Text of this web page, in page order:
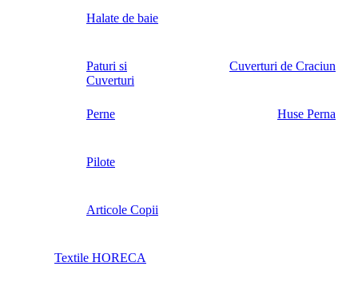
Halate de baie
Paturi si
Cuverturi
Cuverturi de Craciun
Perne Huse Perna
Pilote
Articole Copii
Textile HORECA